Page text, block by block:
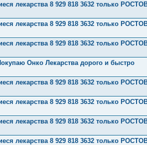
лекарства 8 929 818 3632 только
лекарства 8 929 818 3632 только
лекарства 8 929 818 3632 только
Онко Лекарства дорого и быстро
лекарства 8 929 818 3632 только
лекарства 8 929 818 3632 только
лекарства 8 929 818 3632 только
лекарства 8 929 818 3632 только